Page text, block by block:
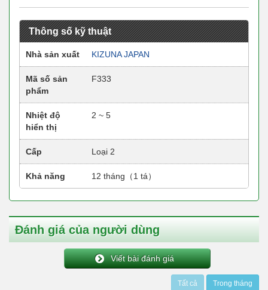
Thông số kỹ thuật
Nhà sản xuất KIZUNA JAPAN
Mã số sản
phẩm
F333
Nhiệt độ
hiển thị
2 ~ 5
Cấp Loại 2
Khả năng 12 tháng（1 tá）
Đánh giá của người dùng
Viết bài đánh giá
Tất cả Trong tháng